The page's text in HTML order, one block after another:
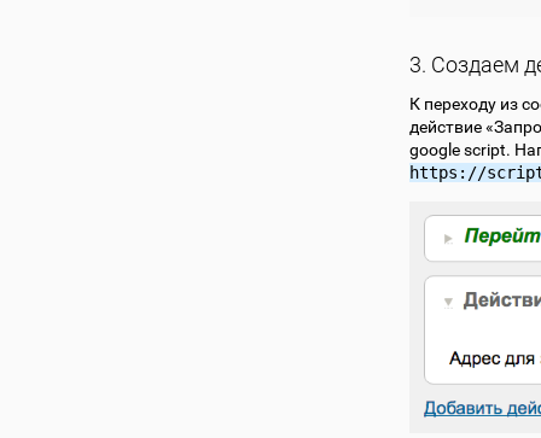
3. Создаем
К переходу из
действие
google script.
https://